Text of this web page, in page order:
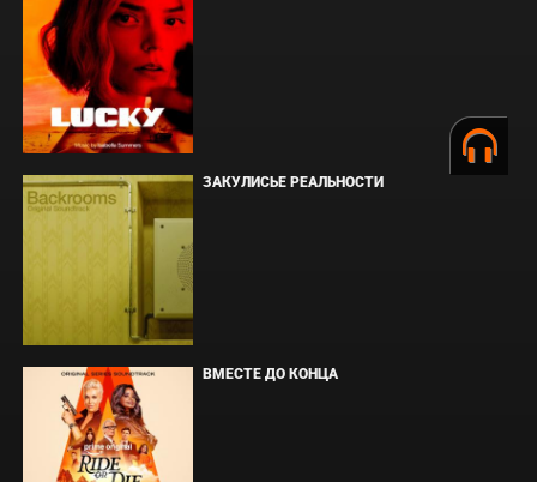
ЗАКУЛИСЬЕ РЕАЛЬНОСТИ
ВМЕСТЕ ДО КОНЦА